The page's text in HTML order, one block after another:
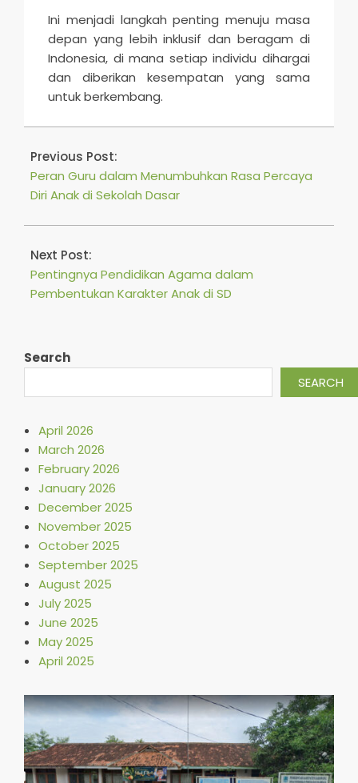
Ini menjadi langkah penting menuju masa
depan yang lebih inklusif dan beragam di
Indonesia, di mana setiap individu dihargai
dan diberikan kesempatan yang sama
untuk berkembang.
2025-
07
Previous Post:
Peran Guru dalam Menumbuhkan Rasa Percaya
Diri Anak di Sekolah Dasar
Next Post:
Pentingnya Pendidikan Agama dalam
Pembentukan Karakter Anak di SD
Search
SEARCH
April 2026
March 2026
February 2026
January 2026
December 2025
November 2025
October 2025
September 2025
August 2025
July 2025
June 2025
May 2025
April 2025